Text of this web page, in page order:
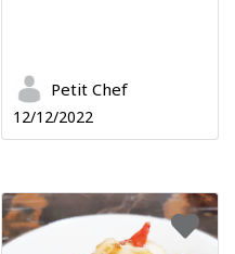
Petit Chef
12/12/2022